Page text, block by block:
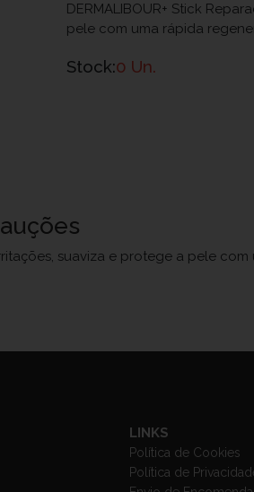
DERMALIBOUR+ Stick
pele com uma rápida
Stock:0 Un.
suaviza e protege a pele
LINKS
Política de Cookies
Política de